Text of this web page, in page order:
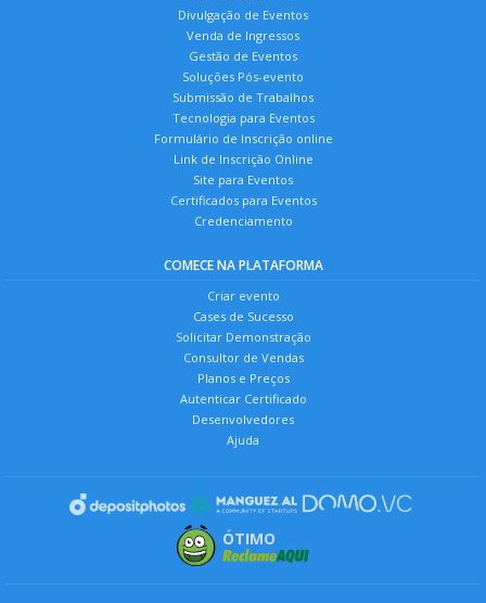
Divulgação de Eventos
Venda de Ingressos
Gestão de Eventos
Soluções Pós-evento
Submissão de Trabalhos
Tecnologia para Eventos
Formulário de Inscrição online
Link de Inscrição Online
Site para Eventos
Certificados para Eventos
Credenciamento
COMECE NA PLATAFORMA
Criar evento
Cases de Sucesso
Solicitar Demonstração
Consultor de Vendas
Planos e Preços
Autenticar Certificado
Desenvolvedores
Ajuda
ÓTIMO